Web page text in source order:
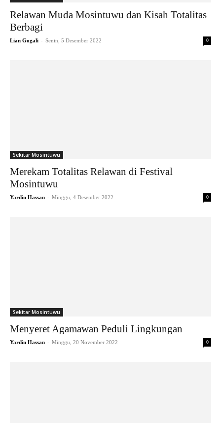
Relawan Muda Mosintuwu dan Kisah Totalitas
Berbagi
Lian Gogali - Senin, 5 Desember 2022 0
Sekitar Mosintuwu
Merekam Totalitas Relawan di Festival
Mosintuwu
Yardin Hassan - Minggu, 4 Desember 2022 0
Sekitar Mosintuwu
Menyeret Agamawan Peduli Lingkungan
Yardin Hassan - Minggu, 20 November 2022 0